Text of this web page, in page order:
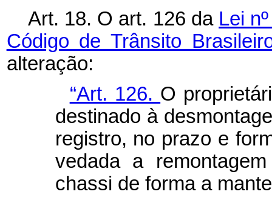
Art. 18. O art. 126 da Lei
Código de Trânsito
alteração:
“Art. 126. O
destinado à
registro, no prazo e
vedada a
chassi de forma a